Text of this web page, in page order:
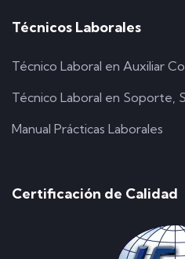
Técnicos Laborales
Técnico Laboral en Auxiliar
Técnico Laboral en Soporte,
Manual Prácticas Laborales
Certificación de Calidad